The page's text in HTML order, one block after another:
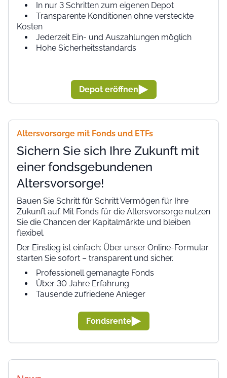
In nur 3 Schritten zum eigenen Depot
Transparente Konditionen ohne versteckte
Kosten
Jederzeit Ein- und Auszahlungen möglich
Hohe Sicherheitsstandards
Depot eröffnen
Altersvorsorge mit Fonds und ETFs
Sichern Sie sich Ihre Zukunft mit
einer fondsgebundenen
Altersvorsorge!
Bauen Sie Schritt für Schritt Vermögen für Ihre
Zukunft auf. Mit Fonds für die Altersvorsorge nutzen
Sie die Chancen der Kapitalmärkte und bleiben
flexibel.
Der Einstieg ist einfach: Über unser Online-Formular
starten Sie sofort – transparent und sicher.
Professionell gemanagte Fonds
Über 30 Jahre Erfahrung
Tausende zufriedene Anleger
Fondsrente